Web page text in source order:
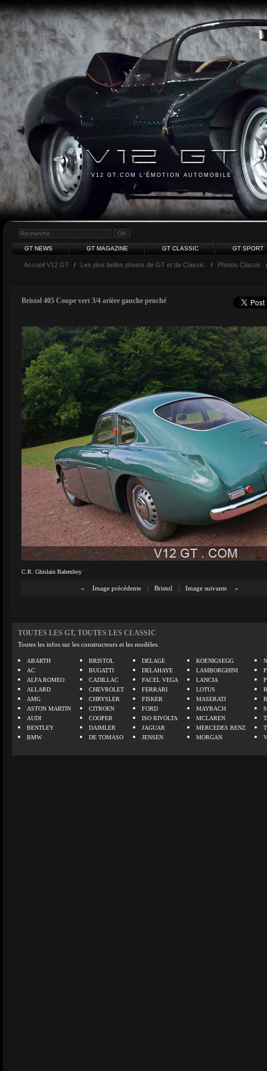
V12 GT.COM L'ÉMOTION AUTOMOBILE
GT NEWS GT MAGAZINE GT CLASSIC GT SPORT
Accueil V12 GT / Les plus belles photos de GT et de Classic. / Photos Classic
Bristol 405 Coupe vert 3/4 arière gauche penché
C.R. Ghislain Balemboy
« Image précédente | Bristol | Image suivante »
TOUTES LES GT, TOUTES LES CLASSIC
Toutes les infos sur les constructeurs et les modèles.
ABARTH
AC
ALFA ROMEO
ALLARD
AMG
ASTON MARTIN
AUDI
BENTLEY
BMW
BRISTOL
BUGATTI
CADILLAC
CHEVROLET
CHRYSLER
CITROEN
COOPER
DAIMLER
DE TOMASO
DELAGE
DELAHAYE
FACEL VEGA
FERRARI
FISKER
FORD
ISO RIVOLTA
JAGUAR
JENSEN
KOENIGSEGG
LAMBORGHINI
LANCIA
LOTUS
MASERATI
MAYBACH
MCLAREN
MERCEDES BENZ
MORGAN